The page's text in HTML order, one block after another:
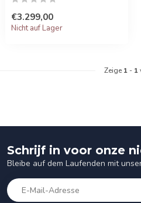
€3.299,00
Nicht auf Lager
Zeige 1 - 1
Schrijf in voor onze
Bleibe auf dem Laufenden mit